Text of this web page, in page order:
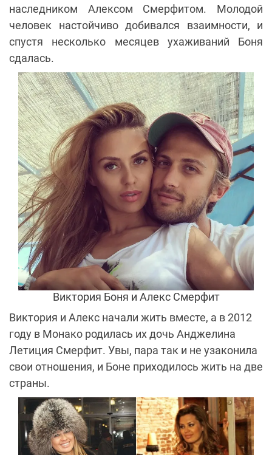
наследником Алексом Смерфитом. Молодой
человек настойчиво добивался взаимности, и
спустя несколько месяцев ухаживаний Боня
сдалась.
Виктория Боня и Алекс Смерфит
Виктория и Алекс начали жить вместе, а в 2012
году в Монако родилась их дочь Анджелина
Летиция Смерфит. Увы, пара так и не узаконила
свои отношения, и Боне приходилось жить на две
страны.